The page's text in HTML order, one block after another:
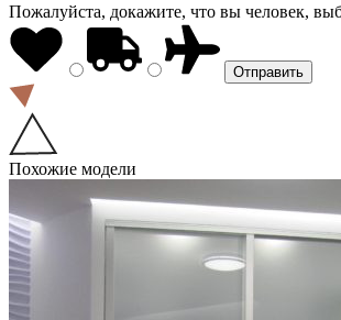
Пожалуйста, докажите, что вы человек,
Похожие модели